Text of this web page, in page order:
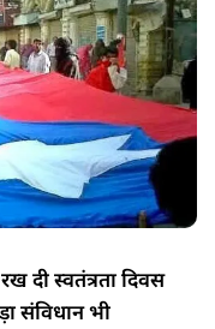
दी स्वतंत्रता दिवस
संविधान भी